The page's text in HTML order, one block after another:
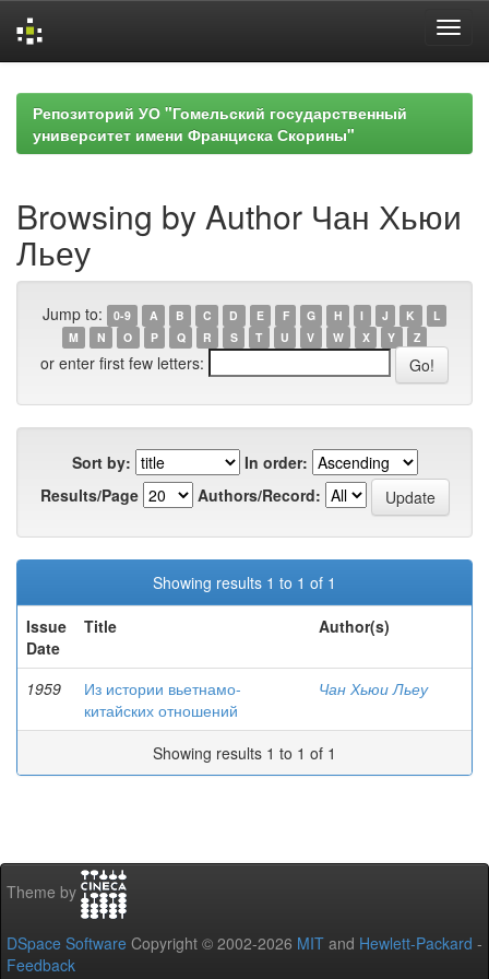
navigationРепозиторий УО "Гомельский государственный
университет имени Франциска Скорины"
Browsing by Author Чан Хьюи
Льеу
Jump to: 0-9 A B C D E F G H I J K
L
M
N O P Q R S T U V W X Y Z
or enter first few letters:
Sort by:
In order:
Results/Page
Authors/Record:
Showing results 1 to 1 of 1
Issue
Date
Title Author(s)
1959
Из истории вьетнамо-
китайских отношений
Чан Хьюи Льеу
Showing results 1 to 1 of 1
Theme by
DSpace Software Copyright © 2002-2026 MIT and Hewlett-Packard -
Feedback